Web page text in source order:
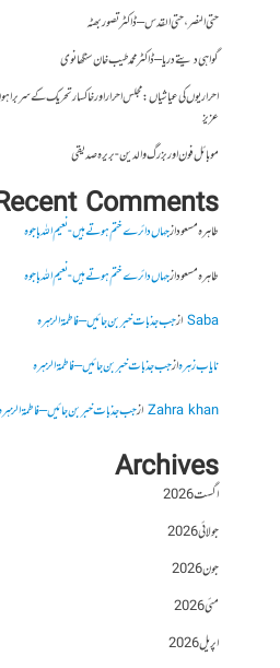
حتی النصر ، حتی القدس – ڈاکٹر تصور بھٹہ
گواہی دیتے دریا – ڈاکٹر محمد طیب خان سنگھانوی
احراریوں کی عیاشیاں : مجلس احرار اور خاکسار تحریک کے
عزیز
موبائل فون اور بزرگ والدین- بریرہ صدیقی
Comments
طاہرہ مسعودازجہاں دائرے ختم ہوتے ہیں- نعیم اللہ باجوہ
طاہرہ مسعودازجہاں دائرے ختم ہوتے ہیں- نعیم اللہ باجوہ
Sabaازجب جذبات خبر بن جائیں – فاطمۃالزہرہ
نایاب زہرہازجب جذبات خبر بن جائیں – فاطمۃالزہرہ
Zahra khanازجب جذبات خبر بن جائیں –
Archives
اگست 2026
جولائی 2026
جون 2026
مئی 2026
اپریل 2026